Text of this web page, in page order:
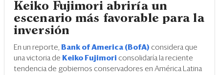
Keiko Fujimori abriría un
escenario más favorable para la
inversión
En un reporte, Bank of America (BofA) considera que
una victoria de Keiko Fujimori consolidaría la reciente
tendencia de gobiernos conservadores en América Latina